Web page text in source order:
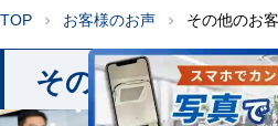
TOP chevron_right お客様のお声 chevron_right その他のお
その他のお客様